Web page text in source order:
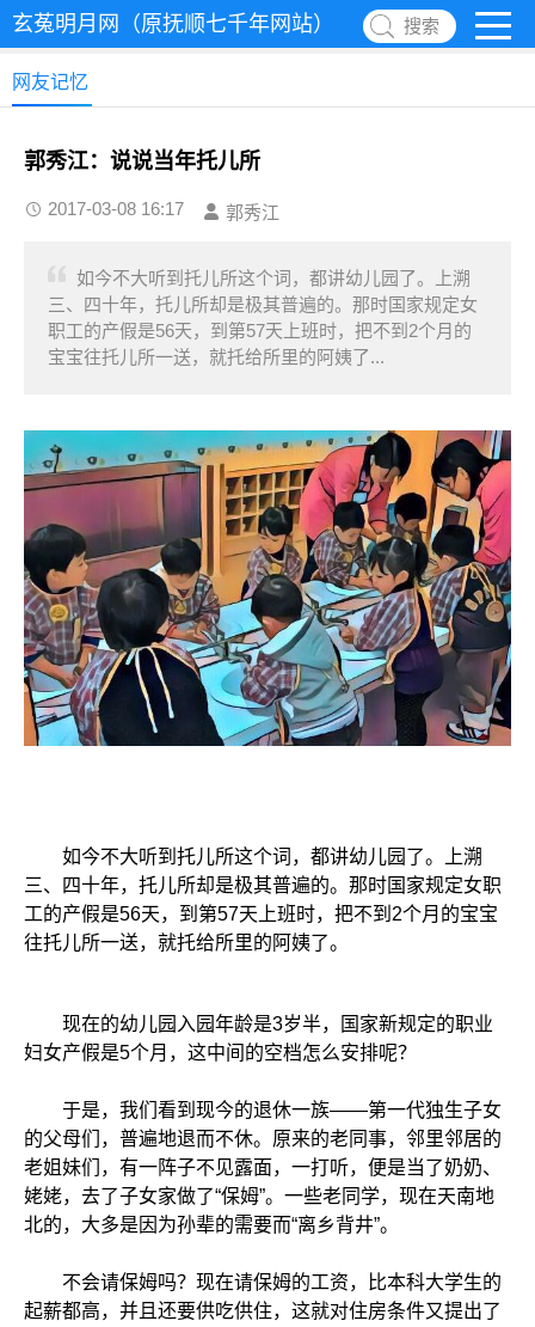
玄菟明月网（原抚顺七千年网站） 搜索
网友记忆
郭秀江：说说当年托儿所
2017-03-08 16:17 郭秀江
如今不大听到托儿所这个词，都讲幼儿园了。上溯
三、四十年，托儿所却是极其普遍的。那时国家规定女
职工的产假是56天，到第57天上班时，把不到2个月的
宝宝往托儿所一送，就托给所里的阿姨了...
如今不大听到托儿所这个词，都讲幼儿园了。上溯
三、四十年，托儿所却是极其普遍的。那时国家规定女职
工的产假是56天，到第57天上班时，把不到2个月的宝宝
往托儿所一送，就托给所里的阿姨了。
现在的幼儿园入园年龄是3岁半，国家新规定的职业
妇女产假是5个月，这中间的空档怎么安排呢？
于是，我们看到现今的退休一族——第一代独生子女
的父母们，普遍地退而不休。原来的老同事，邻里邻居的
老姐妹们，有一阵子不见露面，一打听，便是当了奶奶、
姥姥，去了子女家做了“保姆”。一些老同学，现在天南地
北的，大多是因为孙辈的需要而“离乡背井”。
不会请保姆吗？现在请保姆的工资，比本科大学生的
起薪都高，并且还要供吃供住，这就对住房条件又提出了